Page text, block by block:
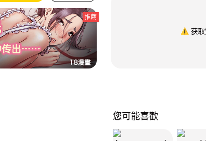
推薦
⚠️ 获
您可能喜歡